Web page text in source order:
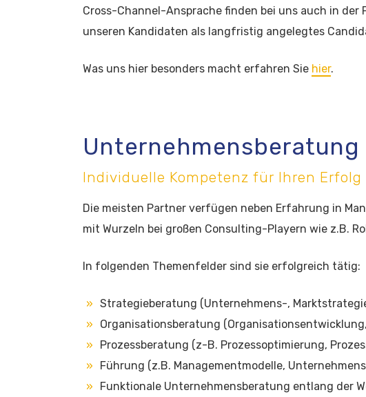
Cross-Channel-Ansprache finden bei uns auch in
unseren Kandidaten als langfristig angelegtes
Was uns hier besonders macht erfahren Sie hier.
Unternehmensberatung
Individuelle Kompetenz für Ihren Erfolg
Die meisten Partner verfügen neben Erfahrung in
mit Wurzeln bei großen Consulting-Playern wie z.B.
In folgenden Themenfelder sind sie erfolgreich tätig:
Strategieberatung (Unternehmens-,
Organisationsberatung
Prozessberatung (z-B. Prozessoptimierung,
Führung (z.B. Managementmodelle,
Funktionale Unternehmensberatung entlang der